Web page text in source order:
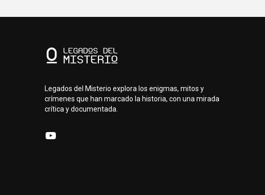
Legados del Misterio explora los enigmas, mitos y
crímenes que han marcado la historia, con una mirada
crítica y documentada.
YouTube